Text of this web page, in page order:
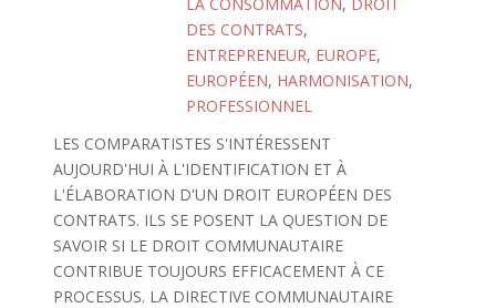
DES CONTRATS,
ENTREPRENEUR, EUROPE,
EUROPÉEN, HARMONISATION,
PROFESSIONNEL
LES COMPARATISTES S'INTÉRESSENT
AUJOURD'HUI À L'IDENTIFICATION ET À
L'ÉLABORATION D'UN DROIT EUROPÉEN DES
CONTRATS. ILS SE POSENT LA QUESTION DE
SAVOIR SI LE DROIT COMMUNAUTAIRE
CONTRIBUE TOUJOURS EFFICACEMENT À CE
PROCESSUS. LA DIRECTIVE COMMUNAUTAIRE